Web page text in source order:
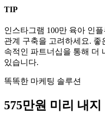
TIP
인스타그램 100만 육아 인
관계 구축을 고려하세요. 좋
속적인 파트너십을 통해 더
있습니다.
똑똑한 마케팅 솔루션
575만원 미리 내지